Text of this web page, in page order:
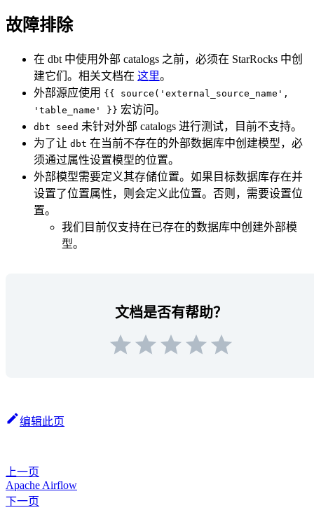
故障排除
在 dbt 中使用外部 catalogs 之前，必须在 StarRocks 中创
建它们。相关文档在 这里。
外部源应使用 {{ source('external_source_name',
'table_name' }} 宏访问。
dbt seed 未针对外部 catalogs 进行测试，目前不支持。
为了让 dbt 在当前不存在的外部数据库中创建模型，必
须通过属性设置模型的位置。
外部模型需要定义其存储位置。如果目标数据库存在并
设置了位置属性，则会定义此位置。否则，需要设置位
置。
我们目前仅支持在已存在的数据库中创建外部模
型。
文档是否有帮助？
编辑此页
上一页
Apache Airflow
下一页